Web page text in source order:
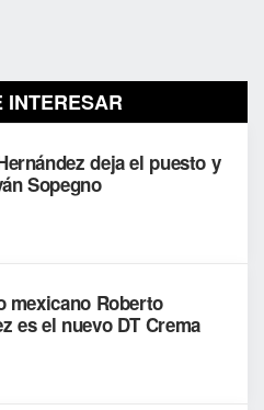
INTERESAR
deja el puesto y
Sopegno
mexicano Roberto
es el nuevo DT Crema